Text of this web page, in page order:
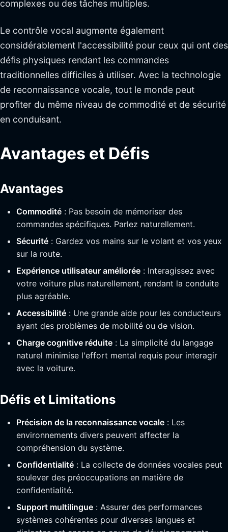
complexes ou des tâches multiples.
Le contrôle vocal augmente également
considérablement l'accessibilité pour ceux qui ont des
défis physiques rendant les commandes
traditionnelles difficiles à utiliser. Avec la technologie
de reconnaissance vocale, tout le monde peut
profiter du même niveau de commodité et de sécurité
en conduisant.
Avantages et Défis
Avantages
Commodité : Pas besoin de mémoriser des
commandes spécifiques. Parlez naturellement.
Sécurité : Gardez vos mains sur le volant et vos yeux
sur la route.
Expérience utilisateur améliorée : Interagissez avec
votre voiture plus naturellement, rendant la conduite
plus agréable.
Accessibilité : Une grande aide pour les conducteurs
ayant des problèmes de mobilité ou de vision.
Charge cognitive réduite : La simplicité du langage
naturel minimise l'effort mental requis pour interagir
avec la voiture.
Défis et Limitations
Précision de la reconnaissance vocale : Les
environnements divers peuvent affecter la
compréhension du système.
Confidentialité : La collecte de données vocales peut
soulever des préoccupations en matière de
confidentialité.
Support multilingue : Assurer des performances
systèmes cohérentes pour diverses langues et